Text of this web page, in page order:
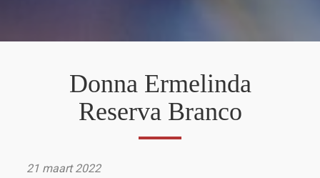
Donna Ermelinda
Reserva Branco
21 maart 2022